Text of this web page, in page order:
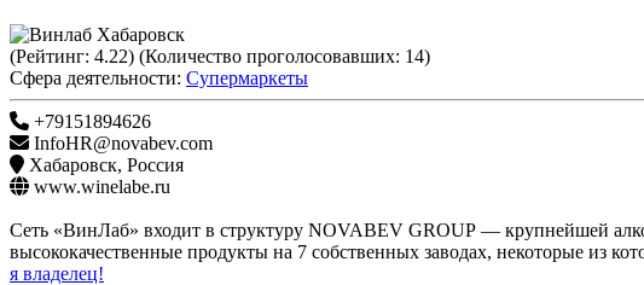
(Рейтинг: 4.22) (Количество проголосовавших: 14)
Сфера деятельности: Супермаркеты
+79151894626
InfoHR@novabev.com
Хабаровск, Россия
www.winelabe.ru
Сеть «ВинЛаб» входит в структуру NOVABEV GROUP — крупнейшей
высококачественные продукты на 7 собственных заводах, некоторые из
я владелец!